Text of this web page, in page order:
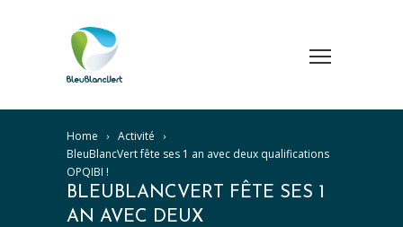
Home
Activité
BleuBlancVert fête ses 1 an avec deux qualifications
OPQIBI !
BLEUBLANCVERT FÊTE SES 1
AN AVEC DEUX